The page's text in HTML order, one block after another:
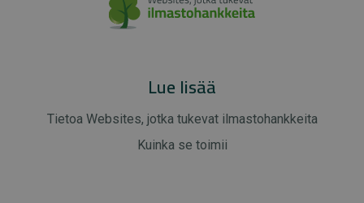
Lue lisää
Tietoa Websites, jotka tukevat ilmastohankkeita
Kuinka se toimii